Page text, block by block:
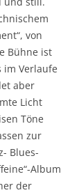
von
Bühne ist
im Verlaufe
aber
Licht
Töne
zur
Blues-
Album
der